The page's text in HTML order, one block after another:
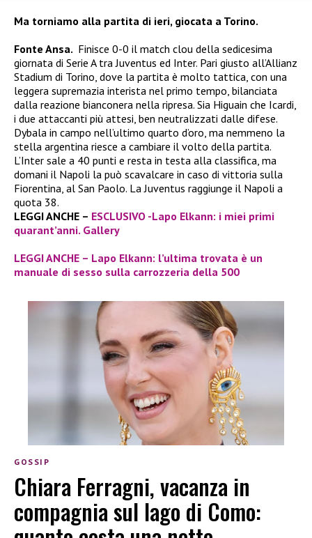
Ma torniamo alla partita di ieri, giocata a Torino.
Fonte Ansa. Finisce 0-0 il match clou della sedicesima
giornata di Serie A tra Juventus ed Inter. Pari giusto all’Allianz
Stadium di Torino, dove la partita è molto tattica, con una
leggera supremazia interista nel primo tempo, bilanciata
dalla reazione bianconera nella ripresa. Sia Higuain che Icardi,
i due attaccanti più attesi, ben neutralizzati dalle difese.
Dybala in campo nell’ultimo quarto d’oro, ma nemmeno la
stella argentina riesce a cambiare il volto della partita.
L’Inter sale a 40 punti e resta in testa alla classifica, ma
domani il Napoli la può scavalcare in caso di vittoria sulla
Fiorentina, al San Paolo. La Juventus raggiunge il Napoli a
quota 38.
LEGGI ANCHE – ESCLUSIVO -Lapo Elkann: i miei primi
quarant’anni. Gallery
LEGGI ANCHE – Lapo Elkann: l’ultima trovata è un
manuale di sesso sulla carrozzeria della 500
GOSSIP
Chiara Ferragni, vacanza in
compagnia sul lago di Como: